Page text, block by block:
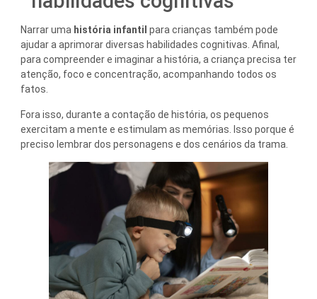
Narrar uma história infantil para crianças também pode
ajudar a aprimorar diversas habilidades cognitivas. Afinal,
para compreender e imaginar a história, a criança precisa ter
atenção, foco e concentração, acompanhando todos os
fatos.
Fora isso, durante a contação de história, os pequenos
exercitam a mente e estimulam as memórias. Isso porque é
preciso lembrar dos personagens e dos cenários da trama.